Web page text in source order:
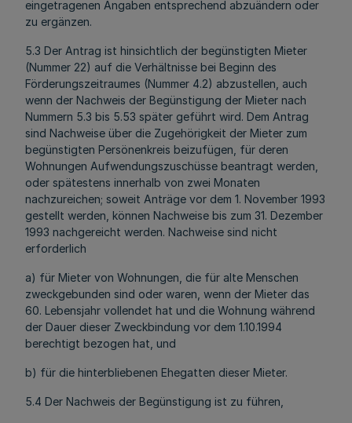
eingetragenen Angaben entsprechend abzuändern oder
zu ergänzen.
5.3 Der Antrag ist hinsichtlich der begünstigten Mieter
(Nummer 22) auf die Verhältnisse bei Beginn des
Förderungszeitraumes (Nummer 4.2) abzustellen, auch
wenn der Nachweis der Begünstigung der Mieter nach
Nummern 5.3 bis 5.53 später geführt wird. Dem Antrag
sind Nachweise über die Zugehörigkeit der Mieter zum
begünstigten Persönenkreis beizufügen, für deren
Wohnungen Aufwendungszuschüsse beantragt werden,
oder spätestens innerhalb von zwei Monaten
nachzureichen; soweit Anträge vor dem 1. November 1993
gestellt werden, können Nachweise bis zum 31. Dezember
1993 nachgereicht werden. Nachweise sind nicht
erforderlich
a) für Mieter von Wohnungen, die für alte Menschen
zweckgebunden sind oder waren, wenn der Mieter das
60. Lebensjahr vollendet hat und die Wohnung während
der Dauer dieser Zweckbindung vor dem 1.10.1994
berechtigt bezogen hat, und
b) für die hinterbliebenen Ehegatten dieser Mieter.
5.4 Der Nachweis der Begünstigung ist zu führen,